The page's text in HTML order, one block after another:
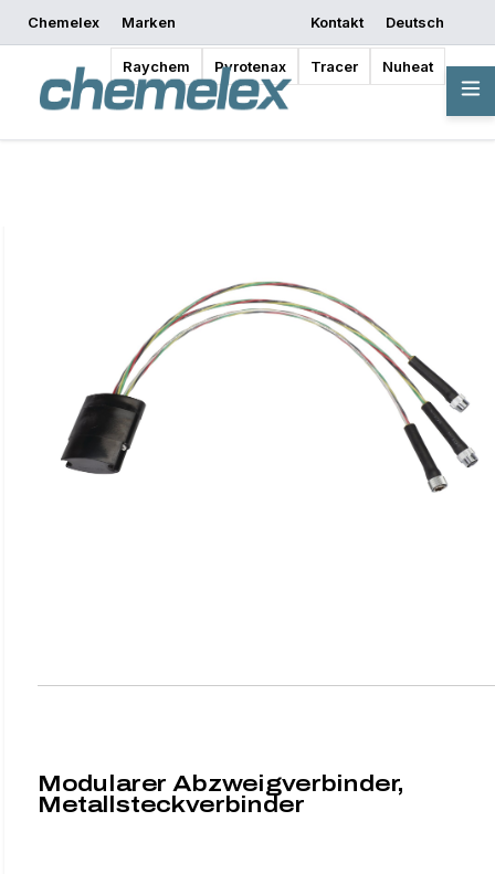
Chemelex Marken
Raychem Pyrotenax Tracer Nuheat
Kontakt
Deutsch
Angebot anfordern
Bezugsquellen
Mit dem Entwerfen
Übersicht
Modularer Abzweigverbinder,
Metallsteckverbinder